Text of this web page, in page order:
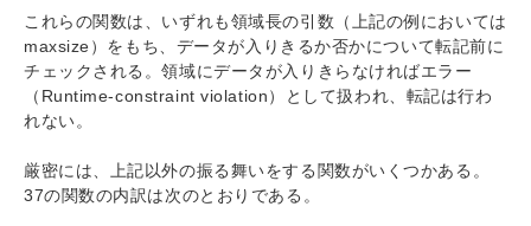
これらの関数は、いずれも領域長の引数（上記の例においては
maxsize）をもち、データが入りきるか否かについて転記前に
チェックされる。領域にデータが入りきらなければエラー
（Runtime-constraint violation）として扱われ、転記は行わ
れない。
厳密には、上記以外の振る舞いをする関数がいくつかある。
37の関数の内訳は次のとおりである。